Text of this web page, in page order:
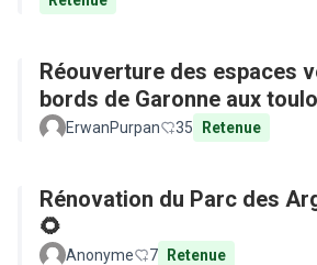
Réouverture des espaces
bords de Garonne aux
ErwanPurpan 35 Retenue
Rénovation du Parc des
🌻
Anonyme 7 Retenue